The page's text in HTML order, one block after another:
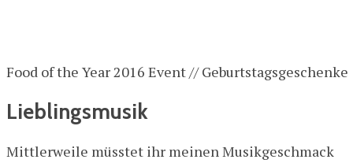
Food of the Year 2016 Event // Geburtstagsgeschenke
Lieblingsmusik
Mittlerweile müsstet ihr meinen Musikgeschmack